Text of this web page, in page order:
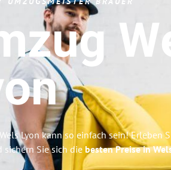
Lyon kann so einfach sein! Erleben
sichern Sie sich die besten Preise in